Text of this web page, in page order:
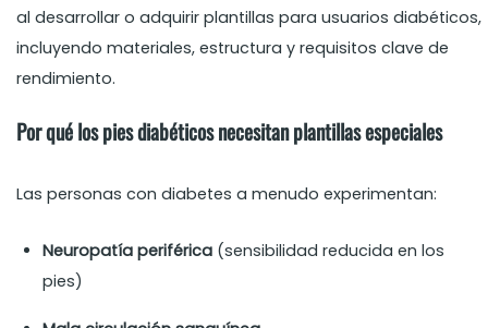
al desarrollar o adquirir plantillas para usuarios diabéticos,
incluyendo materiales, estructura y requisitos clave de
rendimiento.
Por qué los pies diabéticos necesitan plantillas especiales
Las personas con diabetes a menudo experimentan:
Neuropatía periférica (sensibilidad reducida en los
pies)